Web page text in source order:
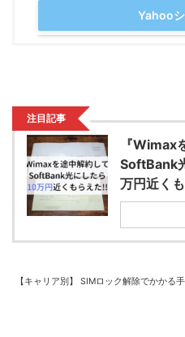
Yahoo
注目記事
『Wimax
SoftBank
万円近く
【キャリア別】 SIMロック解除でかか